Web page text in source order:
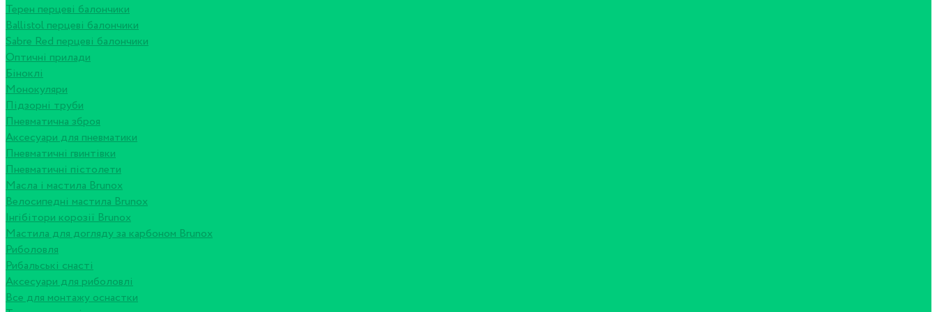
Терен перцеві балончики
Ballistol перцеві балончики
Sabre Red перцеві балончики
Оптичні прилади
Біноклі
Монокуляри
Підзорні труби
Пневматична зброя
Аксесуари для пневматики
Пневматичні гвинтівки
Пневматичні пістолети
Масла і мастила Brunox
Велосипедні мастила Brunox
Інгібітори корозії Brunox
Мастила для догляду за карбоном Brunox
Риболовля
Рибальські снасті
Аксесуари для риболовлі
Все для монтажу оснастки